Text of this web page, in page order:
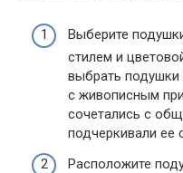
Выберите
стилем и
выбрать подушки
с живописным
сочетались с
подчеркивали ее
Расположите